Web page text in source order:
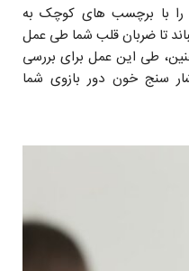
کادر جراحی سیم های ECG را با برچسب های کوچک به
تا ضربان قلب شما طی عمل
طی این عمل برای بررسی
سنج خون دور بازوی شما